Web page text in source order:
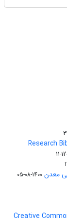
معدن 1400-08-05